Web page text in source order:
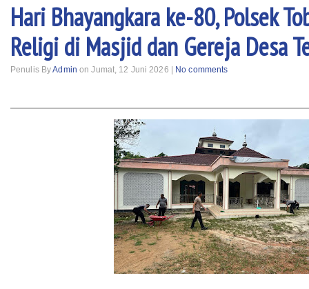
Hari Bhayangkara ke-80, Polsek
Religi di Masjid dan Gereja Desa
Penulis ByAdmin on Jumat, 12 Juni 2026 | No comments